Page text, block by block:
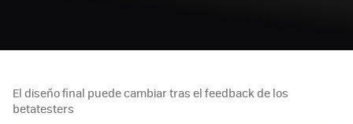
El diseño final puede cambiar tras el feedback de los
betatesters